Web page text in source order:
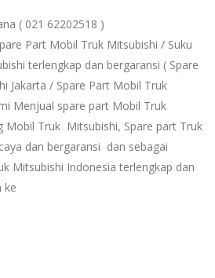
( 021 62202518 )
Part Mobil Truk Mitsubishi / Suku
terlengkap dan bergaransi ( Spare
Jakarta / Spare Part Mobil Truk
Menjual spare part Mobil Truk
Mobil Truk Mitsubishi, Spare part Truk
dan bergaransi dan sebagai
Mitsubishi Indonesia terlengkap dan
ke